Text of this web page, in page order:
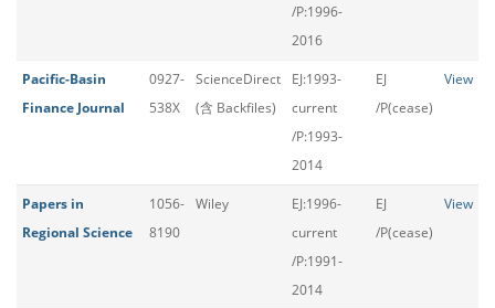
/P:1996-
2016
Pacific-Basin
Finance Journal
0927-
538X
ScienceDirect
(含 Backfiles)
EJ:1993-
current
/P:1993-
2014
EJ
/P(cease)
View
Papers in
Regional Science
1056-
8190
Wiley
EJ:1996-
current
/P:1991-
2014
EJ
/P(cease)
View